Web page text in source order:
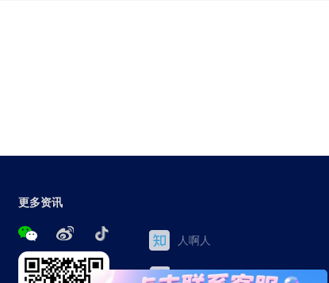
更多资讯
人啊人
三茅网